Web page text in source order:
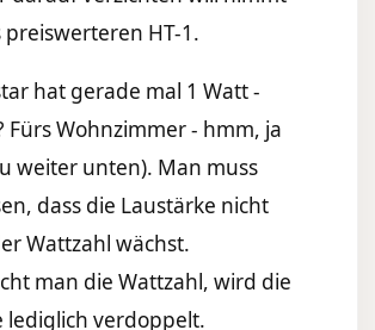
HT-1.
hat gerade mal 1 Watt -
Fürs Wohnzimmer - hmm, ja
weiter unten). Man muss
dass die Laustärke nicht
Wattzahl wächst.
man die Wattzahl, wird die
lediglich verdoppelt.